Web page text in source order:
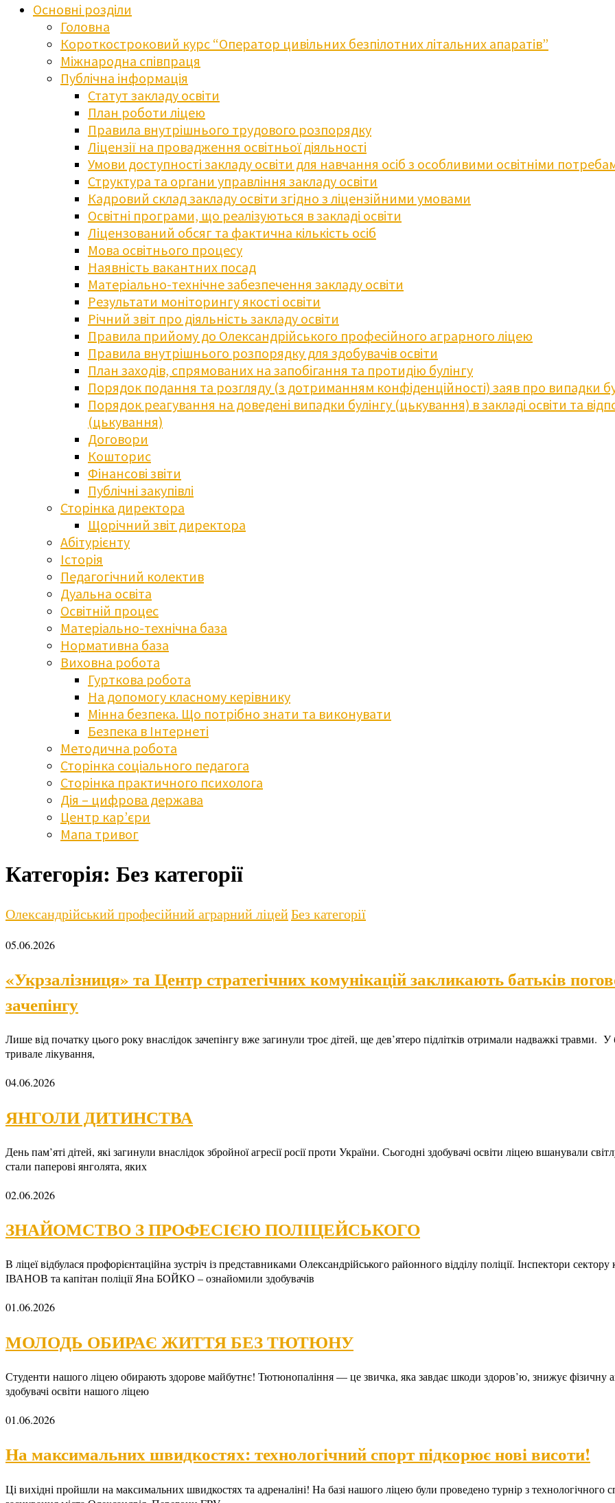
Основні розділи
Головна
Короткостроковий курс “Оператор цивільних безпілотних літальних апаратів”
Міжнародна співпраця
Публічна інформація
Статут закладу освіти
План роботи ліцею
Правила внутрішнього трудового розпорядку
Ліцензії на провадження освітньої діяльності
Умови доступності закладу освіти для навчання осіб з особливими освітніми
Структура та органи управління закладу освіти
Кадровий склад закладу освіти згідно з ліцензійними умовами
Освітні програми, що реалізуються в закладі освіти
Ліцензований обсяг та фактична кількість осіб
Мова освітнього процесу
Наявність вакантних посад
Матеріально-технічне забезпечення закладу освіти
Результати моніторингу якості освіти
Річний звіт про діяльність закладу освіти
Правила прийому до Олександрійського професійного аграрного ліцею
Правила внутрішнього розпорядку для здобувачів освіти
План заходів, спрямованих на запобігання та протидію булінгу
Порядок подання та розгляду (з дотриманням конфіденційності) заяв про випадки
Порядок реагування на доведені випадки булінгу (цькування) в закладі освіти та
(цькування)
Договори
Кошторис
Фінансові звіти
Публічні закупівлі
Сторінка директора
Щорічний звіт директора
Абітурієнту
Історія
Педагогічний колектив
Дуальна освіта
Освітній процес
Матеріально-технічна база
Нормативна база
Виховна робота
Гурткова робота
На допомогу класному керівнику
Мінна безпека. Що потрібно знати та виконувати
Безпека в Інтернеті
Методична робота
Сторінка соціального педагога
Сторінка практичного психолога
Дія – цифрова держава
Центр кар’єри
Мапа тривог
Категорія: Без категорії
Олександрійський професійний аграрний ліцейБез категорії
05.06.2026
«Укрзалізниця» та Центр стратегічних комунікацій закликають батьків
зачепінгу
Лише від початку цього року внаслідок зачепінгу вже загинули троє дітей, ще дев’ятеро підлітків отримали надважкі травми.
тривале лікування,
04.06.2026
ЯНГОЛИ ДИТИНСТВА
День пам’яті дітей, які загинули внаслідок збройної агресії росії проти України. Сьогодні здобувачі освіти ліцею вшанували
стали паперові янголята, яких
02.06.2026
ЗНАЙОМСТВО З ПРОФЕСІЄЮ ПОЛІЦЕЙСЬКОГО
В ліцеї відбулася профорієнтаційна зустріч із представниками Олександрійського районного відділу поліції. Інспектори
ІВАНОВ та капітан поліції Яна БОЙКО – ознайомили здобувачів
01.06.2026
МОЛОДЬ ОБИРАЄ ЖИТТЯ БЕЗ ТЮТЮНУ
Студенти нашого ліцею обирають здорове майбутнє! Тютюнопаління — це звичка, яка завдає шкоди здоров’ю, знижує фізичну
здобувачі освіти нашого ліцею
01.06.2026
На максимальних швидкостях: технологічний спорт підкорює нові висоти!
Ці вихідні пройшли на максимальних швидкостях та адреналіні! На базі нашого ліцею були проведено турнір з